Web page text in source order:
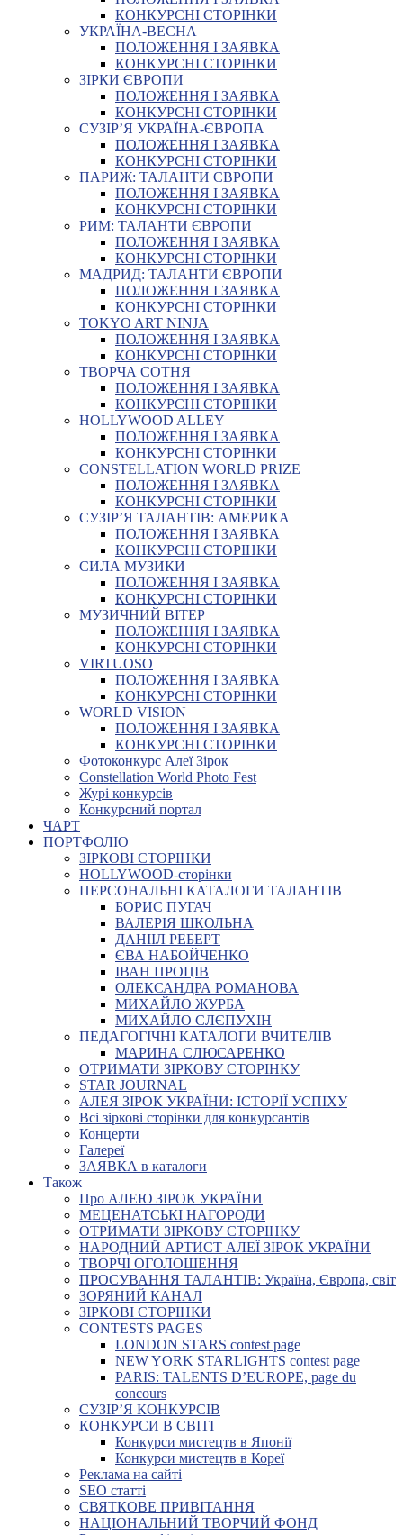
КОНКУРСНІ СТОРІНКИ
УКРАЇНА-ВЕСНА
ПОЛОЖЕННЯ І ЗАЯВКА
КОНКУРСНІ СТОРІНКИ
ЗІРКИ ЄВРОПИ
ПОЛОЖЕННЯ І ЗАЯВКА
КОНКУРСНІ СТОРІНКИ
СУЗІР’Я УКРАЇНА-ЄВРОПА
ПОЛОЖЕННЯ І ЗАЯВКА
КОНКУРСНІ СТОРІНКИ
ПАРИЖ: ТАЛАНТИ ЄВРОПИ
ПОЛОЖЕННЯ І ЗАЯВКА
КОНКУРСНІ СТОРІНКИ
РИМ: ТАЛАНТИ ЄВРОПИ
ПОЛОЖЕННЯ І ЗАЯВКА
КОНКУРСНІ СТОРІНКИ
МАДРИД: ТАЛАНТИ ЄВРОПИ
ПОЛОЖЕННЯ І ЗАЯВКА
КОНКУРСНІ СТОРІНКИ
TOKYO ART NINJA
ПОЛОЖЕННЯ І ЗАЯВКА
КОНКУРСНІ СТОРІНКИ
ТВОРЧА СОТНЯ
ПОЛОЖЕННЯ І ЗАЯВКА
КОНКУРСНІ СТОРІНКИ
HOLLYWOOD ALLEY
ПОЛОЖЕННЯ І ЗАЯВКА
КОНКУРСНІ СТОРІНКИ
CONSTELLATION WORLD PRIZE
ПОЛОЖЕННЯ І ЗАЯВКА
КОНКУРСНІ СТОРІНКИ
СУЗІР’Я ТАЛАНТІВ: АМЕРИКА
ПОЛОЖЕННЯ І ЗАЯВКА
КОНКУРСНІ СТОРІНКИ
СИЛА МУЗИКИ
ПОЛОЖЕННЯ І ЗАЯВКА
КОНКУРСНІ СТОРІНКИ
МУЗИЧНИЙ ВІТЕР
ПОЛОЖЕННЯ І ЗАЯВКА
КОНКУРСНІ СТОРІНКИ
VIRTUOSO
ПОЛОЖЕННЯ І ЗАЯВКА
КОНКУРСНІ СТОРІНКИ
WORLD VISION
ПОЛОЖЕННЯ І ЗАЯВКА
КОНКУРСНІ СТОРІНКИ
Фотоконкурс Алеї Зірок
Constellation World Photo Fest
Журі конкурсів
Конкурсний портал
ЧАРТ
ПОРТФОЛІО
ЗІРКОВІ СТОРІНКИ
HOLLYWOOD-сторінки
ПЕРСОНАЛЬНІ КАТАЛОГИ ТАЛАНТІВ
БОРИС ПУГАЧ
ВАЛЕРІЯ ШКОЛЬНА
ДАНІІЛ РЕБЕРТ
ЄВА НАБОЙЧЕНКО
ІВАН ПРОЦІВ
ОЛЕКСАНДРА РОМАНОВА
МИХАЙЛО ЖУРБА
МИХАЙЛО СЛЄПУХІН
ПЕДАГОГІЧНІ КАТАЛОГИ ВЧИТЕЛІВ
МАРИНА СЛЮСАРЕНКО
ОТРИМАТИ ЗІРКОВУ СТОРІНКУ
STAR JOURNAL
АЛЕЯ ЗІРОК УКРАЇНИ: ІСТОРІЇ УСПІХУ
Всі зіркові сторінки для конкурсантів
Концерти
Галереї
ЗАЯВКА в каталоги
Також
Про АЛЕЮ ЗІРОК УКРАЇНИ
МЕЦЕНАТСЬКІ НАГОРОДИ
ОТРИМАТИ ЗІРКОВУ СТОРІНКУ
НАРОДНИЙ АРТИСТ АЛЕЇ ЗІРОК УКРАЇНИ
ТВОРЧІ ОГОЛОШЕННЯ
ПРОСУВАННЯ ТАЛАНТІВ: Україна, Європа, світ
ЗОРЯНИЙ КАНАЛ
ЗІРКОВІ СТОРІНКИ
CONTESTS PAGES
LONDON STARS contest page
NEW YORK STARLIGHTS contest page
PARIS: TALENTS D’EUROPE, page du
concours
СУЗІР’Я КОНКУРСІВ
КОНКУРСИ В СВІТІ
Конкурси мистецтв в Японії
Конкурси мистецтв в Кореї
Реклама на сайті
SEO статті
СВЯТКОВЕ ПРИВІТАННЯ
НАЦІОНАЛЬНИЙ ТВОРЧИЙ ФОНД